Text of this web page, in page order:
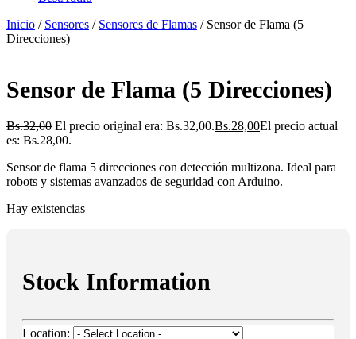
Inicio / Sensores / Sensores de Flamas / Sensor de Flama (5
Direcciones)
Sensor de Flama (5 Direcciones)
Bs.32,00 El precio original era: Bs.32,00.Bs.28,00El precio actual
es: Bs.28,00.
Sensor de flama 5 direcciones con detección multizona. Ideal para
robots y sistemas avanzados de seguridad con Arduino.
Hay existencias
Stock Information
Location: